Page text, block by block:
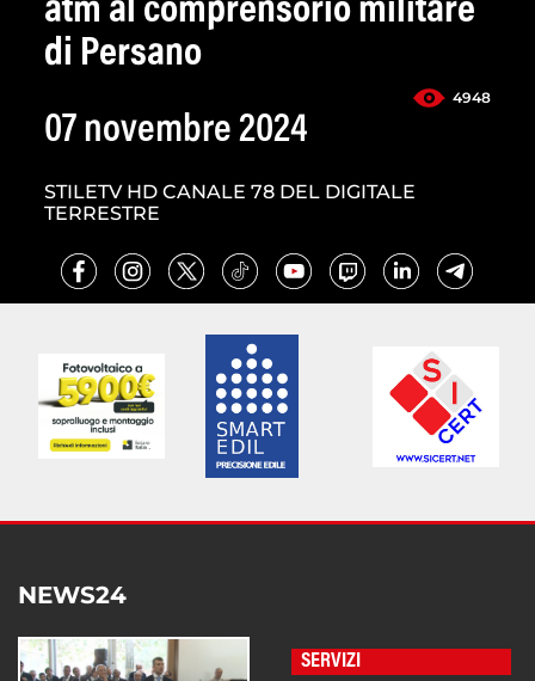
atm al comprensorio militare
di Persano
4948
07 novembre 2024
STILETV HD CANALE 78 DEL DIGITALE
TERRESTRE
NEWS24
SERVIZI